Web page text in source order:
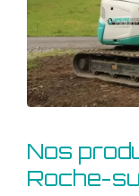
Nos
Roche-